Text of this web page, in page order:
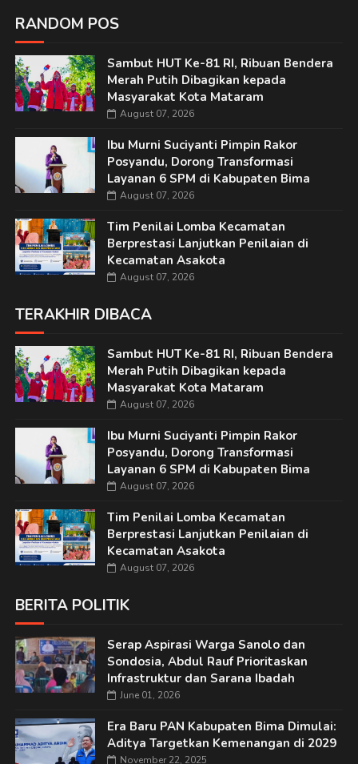
RANDOM POS
Sambut HUT Ke-81 RI, Ribuan Bendera
Merah Putih Dibagikan kepada
Masyarakat Kota Mataram
August 07, 2026
Ibu Murni Suciyanti Pimpin Rakor
Posyandu, Dorong Transformasi
Layanan 6 SPM di Kabupaten Bima
August 07, 2026
Tim Penilai Lomba Kecamatan
Berprestasi Lanjutkan Penilaian di
Kecamatan Asakota
August 07, 2026
TERAKHIR DIBACA
Sambut HUT Ke-81 RI, Ribuan Bendera
Merah Putih Dibagikan kepada
Masyarakat Kota Mataram
August 07, 2026
Ibu Murni Suciyanti Pimpin Rakor
Posyandu, Dorong Transformasi
Layanan 6 SPM di Kabupaten Bima
August 07, 2026
Tim Penilai Lomba Kecamatan
Berprestasi Lanjutkan Penilaian di
Kecamatan Asakota
August 07, 2026
BERITA POLITIK
Serap Aspirasi Warga Sanolo dan
Sondosia, Abdul Rauf Prioritaskan
Infrastruktur dan Sarana Ibadah
June 01, 2026
Era Baru PAN Kabupaten Bima Dimulai:
Aditya Targetkan Kemenangan di 2029
November 22, 2025